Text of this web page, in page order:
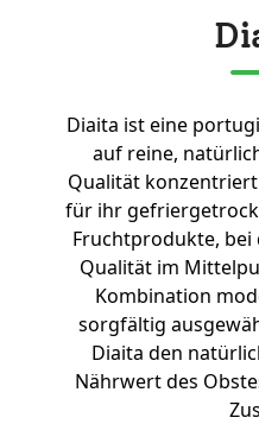
Diaita ist eine
auf reine,
Qualität
für ihr
Fruchtprodukte, bei
Qualität im
Kombination
sorgfältig
Diaita den
Nährwert des